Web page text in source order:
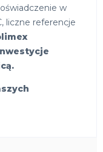
w
liczne referencje